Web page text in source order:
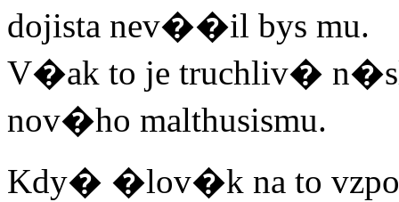
dojista nev��il bys mu.
V�ak to je truchliv�
nov�ho malthusismu.
Kdy� �lov�k na to